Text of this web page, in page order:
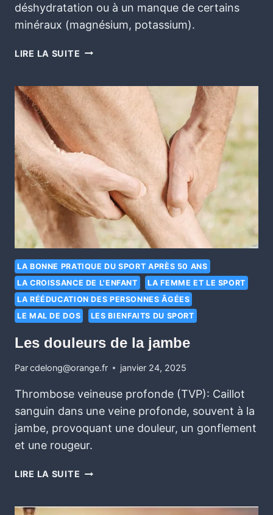
déshydratation ou à un manque de certains
minéraux (magnésium, potassium).
LIRE LA SUITE
LA BONNE PRATIQUE DU SPORT APRÈS 50 ANS
LA CROISSANCE DE L'ENFANT
LA FEMME ET LE SPORT
LA RÉÉDUCATION DES PERSONNES ÂGÉES
LE MAL DE DOS
LES BIENFAITS DU SPORT
Les douleurs de la jambe
Parcdelong@orange.fr janvier 24, 2025
Thrombose veineuse profonde (TVP): Caillot
sanguin dans une veine profonde, souvent à la
jambe, provoquant une douleur, un gonflement
et une rougeur.
LIRE LA SUITE